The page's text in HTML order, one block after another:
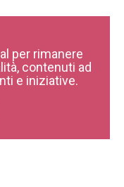
per rimanere
contenuti ad
e iniziative.